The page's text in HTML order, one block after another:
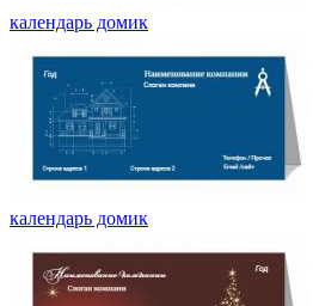
календарь домик
календарь домик